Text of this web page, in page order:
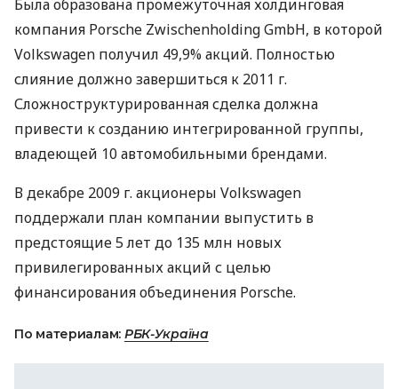
Была образована промежуточная холдинговая
компания Porsche Zwischenholding GmbH, в которой
Volkswagen получил 49,9% акций. Полностью
слияние должно завершиться к 2011 г.
Сложноструктурированная сделка должна
привести к созданию интегрированной группы,
владеющей 10 автомобильными брендами.
В декабре 2009 г. акционеры Volkswagen
поддержали план компании выпустить в
предстоящие 5 лет до 135 млн новых
привилегированных акций с целью
финансирования объединения Porsche.
По материалам: РБК-Україна